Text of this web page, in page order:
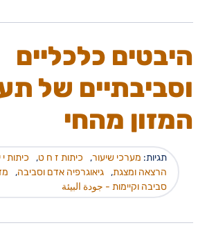
היבטים כלכליים
וסביבתיים של
המזון מהחי
תגיות: מערכי שיעור, כיתות ז ח ט, כיתות י
הרצאה ומצגת, גיאוגרפיה אדם וסביבה,
סביבה וקיימות - جودة البيئة